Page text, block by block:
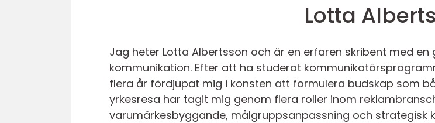
Lotta
Jag heter Lotta Albertsson och är en erfaren skribent med
kommunikation. Efter att ha studerat
flera år fördjupat mig i konsten att formulera budskap som
yrkesresa har tagit mig genom flera roller inom
varumärkesbyggande, målgruppsanpassning och strategisk